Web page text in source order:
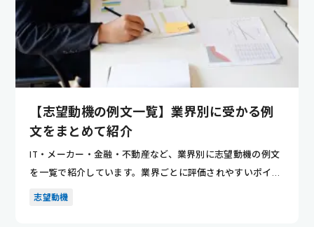
【志望動機の例文一覧】業界別に受かる例
文をまとめて紹介
IT・メーカー・金融・不動産など、業界別に志望動機の例文
を一覧で紹介しています。業界ごとに評価されやすいポイン
トが分かり...
志望動機